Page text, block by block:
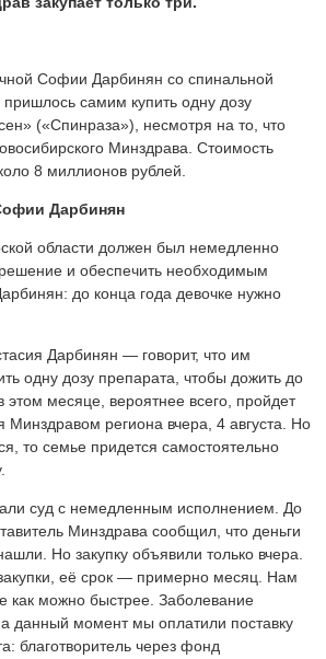
Софии Дарбинян со спинальной
самим купить одну дозу
(«Спинраза»), несмотря на то, что
Минздрава. Стоимость
8 миллионов рублей.
Дарбинян
области должен был немедленно
и обеспечить необходимым
до конца года девочке нужно
Дарбинян — говорит, что им
одну дозу препарата, чтобы дожить до
месяце, вероятнее всего, пройдет
Минздравом региона вчера, 4 августа. Но
то семье придется самостоятельно
суд с немедленным исполнением. До
Минздрава сообщил, что деньги
Но закупку объявили только вчера.
её срок — примерно месяц. Нам
как можно быстрее. Заболевание
данный момент мы оплатили поставку
благотворитель через фонд